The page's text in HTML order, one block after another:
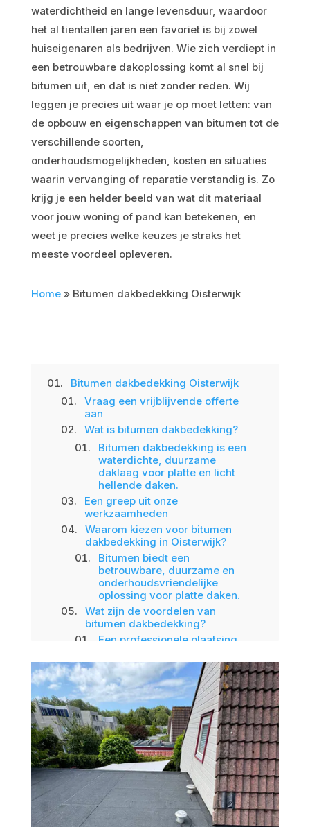
waterdichtheid en lange levensduur, waardoor
het al tientallen jaren een favoriet is bij zowel
huiseigenaren als bedrijven. Wie zich verdiept in
een betrouwbare dakoplossing komt al snel bij
bitumen uit, en dat is niet zonder reden. Wij
leggen je precies uit waar je op moet letten: van
de opbouw en eigenschappen van bitumen tot de
verschillende soorten,
onderhoudsmogelijkheden, kosten en situaties
waarin vervanging of reparatie verstandig is. Zo
krijg je een helder beeld van wat dit materiaal
voor jouw woning of pand kan betekenen, en
weet je precies welke keuzes je straks het
meeste voordeel opleveren.
Home» Bitumen dakbedekking Oisterwijk
Bitumen dakbedekking Oisterwijk
Vraag een vrijblijvende offerte
aan
Wat is bitumen dakbedekking?
Bitumen dakbedekking is een
waterdichte, duurzame
daklaag voor platte en licht
hellende daken.
Een greep uit onze
werkzaamheden
Waarom kiezen voor bitumen
dakbedekking in Oisterwijk?
Bitumen biedt een
betrouwbare, duurzame en
onderhoudsvriendelijke
oplossing voor platte daken.
Wat zijn de voordelen van
bitumen dakbedekking?
Een professionele plaatsing
garandeert optimale
bescherming, langere
levensduur en minimale
onderhoudskosten.
Wil je een gratis dakinspectie of
meer informatie?
Professionele plaatsing van
bitumen dakbedekking voor een
waterdicht resultaat
Verhoeven Dakwerk B.V.
zorgt voor een vakkundige
uitvoering, zodat jouw dak